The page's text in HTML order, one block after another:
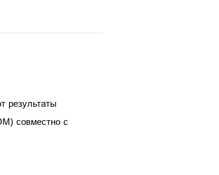
результаты
совместно с